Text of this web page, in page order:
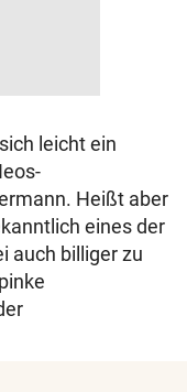
leicht ein
Heißt aber
eines der
auch billiger zu